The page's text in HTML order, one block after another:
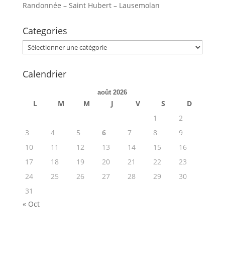
Randonnée – Saint Hubert – Lausemolan
Categories
Categories
Calendrier
août 2026
L M M J V S
D
1
2
3
4 5 6 7 8
9
10
11 12 13 14 15
16
17
18 19 20 21 22
23
24
25 26 27 28 29
30
31
« Oct